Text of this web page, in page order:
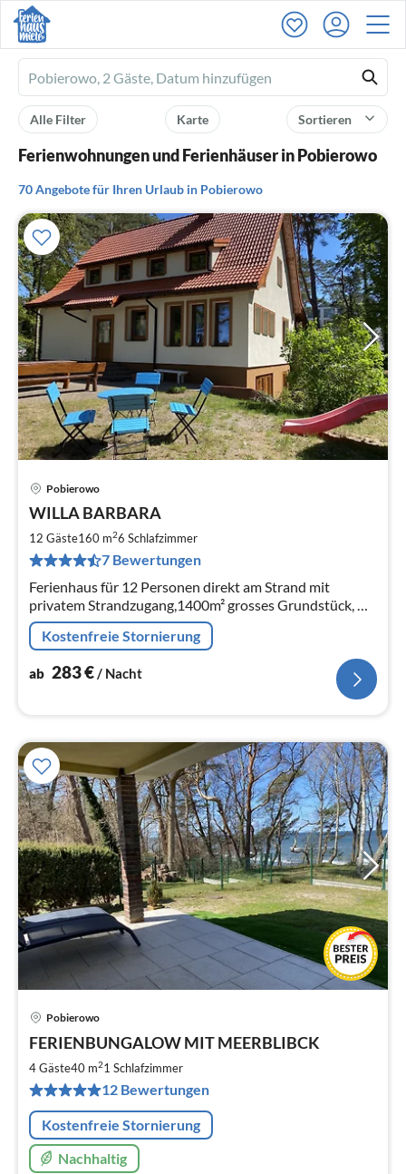
Ferienhausmiete
logo
Sortieren
Karte
Alle Filter
Ferienwohnungen und Ferienhäuser in Pobierowo
70 Angebote für Ihren Urlaub in Pobierowo
Pobierowo
WILLA BARBARA
12 Gäste160 m26 Schlafzimmer
7 Bewertungen
Ferienhaus für 12 Personen direkt am Strand mit
privatem Strandzugang,1400m² grosses Grundstück, W-
LAN internetzugang, 6 Schlafzimmer, 2 Badezimmer,
Haustiere willkommen
Kostenfreie Stornierung
ab 283€/ Nacht
Pobierowo
FERIENBUNGALOW MIT MEERBLIBCK
4 Gäste40 m21 Schlafzimmer
12 Bewertungen
Kostenfreie Stornierung
Nachhaltig